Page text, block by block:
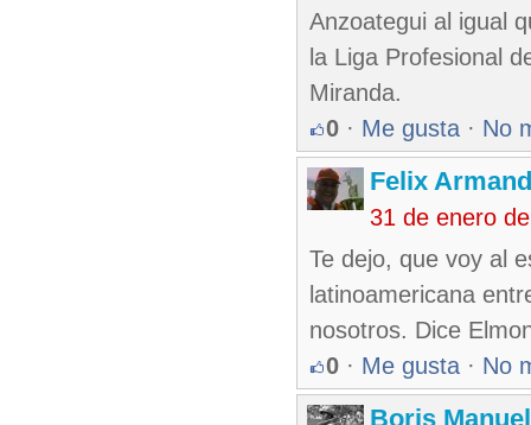
Anzoategui al igual
la Liga Profesional
Miranda.
0 · Me gusta · No
Felix
31 de enero
Te dejo, que voy al
latinoamericana
nosotros. Dice
0 · Me gusta · No
Boris